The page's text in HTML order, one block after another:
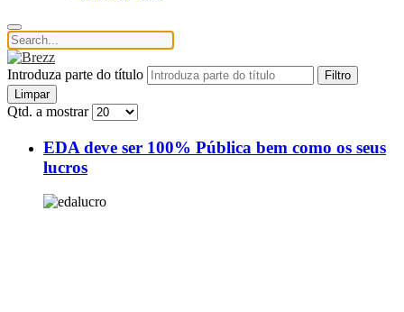
Introduza parte do título
Filtro
Limpar
Qtd. a mostrar
EDA deve ser 100% Pública bem como os seus
lucros